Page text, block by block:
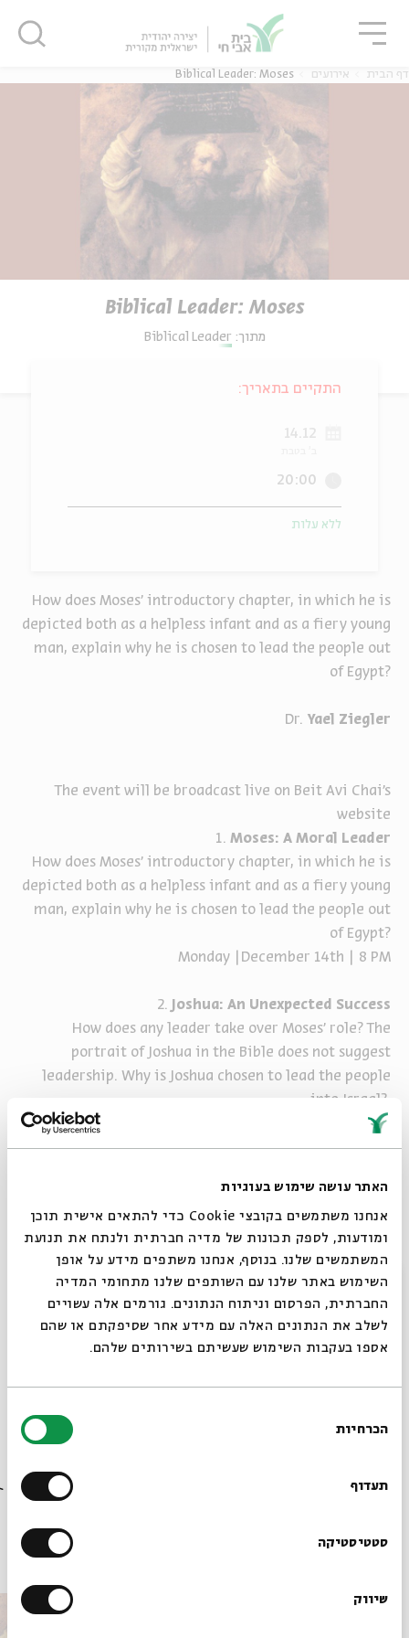
האתר עושה שימוש בעוגיות
אנחנו משתמשים בקובצי Cookie כדי להתאים אישית תוכן
ומודעות, לספק תכונות של מדיה חברתית ולנתח את תנועת
המשתמשים שלנו. בנוסף, אנחנו משתפים מידע על אופן
השימוש באתר שלנו עם השותפים שלנו מתחומי המדיה
החברתית, הפרסום וניתוח הנתונים. גורמים אלה עשויים
לשלב את הנתונים האלה עם מידע אחר שסיפקתם או שהם
אספו בעקבות השימוש שעשיתם בשירותים שלהם.
הסכמה
הכרחיות
תעדוף
סטטיסטיקה
שיווק
דף הבית אירועים Biblical Leader: Moses
Biblical Leader: Moses
מתוך: Biblical Leader
How does Moses’ introductory chapter, in which he is
depicted both as a helpless infant and as a fiery young
man, explain why he is chosen to lead the people out
of Egypt?
Dr. Yael Ziegler
The event will be broadcast live on Beit Avi Chai’s
website
1. Moses: A Moral Leader
How does Moses’ introductory chapter, in which he is
depicted both as a helpless infant and as a fiery young
man, explain why he is chosen to lead the people out
of Egypt?
Monday |December 14th | 8 PM
2. Joshua: An Unexpected Success
How does any leader take over Moses’ role? The
portrait of Joshua in the Bible does not suggest
leadership. Why is Joshua chosen to lead the people
into Israel?
Monday | December 21st | 8 PM
David?
Why is there such an unusual focus on Saul’s death in
battle? What do the stories of Saul’s death teach us
about his abbreviated kingship?
Monday | December 28th | 8 PM
שיתוף הרשמה לאירועים דומים
התקיים בתאריך:
14.12
20:00
ללא עלות
סגור
סגור